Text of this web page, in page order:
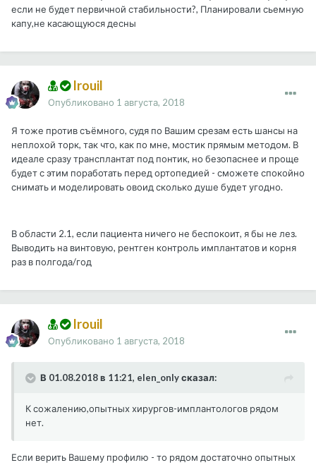
если не будет первичной стабильности?, Планировали сьемную
капу,не касающуюся десны
Irouil
Опубликовано 1 августа, 2018
Я тоже против съёмного, судя по Вашим срезам есть шансы на
неплохой торк, так что, как по мне, мостик прямым методом. В
идеале сразу трансплантат под понтик, но безопаснее и проще
будет с этим поработать перед ортопедией - сможете спокойно
снимать и моделировать овоид сколько душе будет угодно.
В области 2.1, если пациента ничего не беспокоит, я бы не лез.
Выводить на винтовую, рентген контроль имплантатов и корня
раз в полгода/год
Irouil
Опубликовано 1 августа, 2018
В 01.08.2018 в 11:21, elen_only сказал:
К сожалению,опытных хирургов-имплантологов рядом
нет.
Если верить Вашему профилю - то рядом достаточно опытных